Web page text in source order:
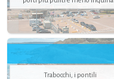
Trabocchi, i pontili